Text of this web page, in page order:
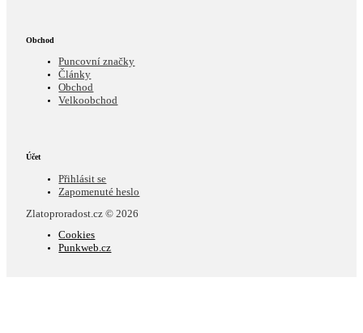
Obchod
Puncovní značky
Články
Obchod
Velkoobchod
Účet
Přihlásit se
Zapomenuté heslo
Zlatoproradost.cz © 2026
Cookies
Punkweb.cz